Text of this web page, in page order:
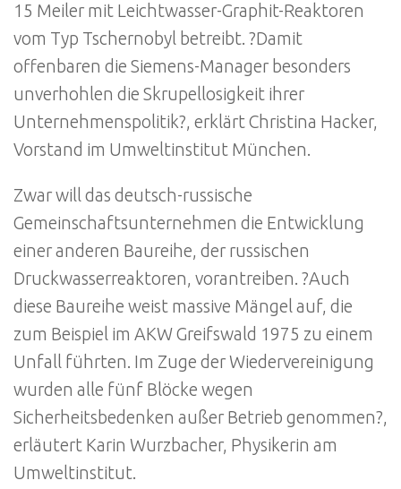
15 Meiler mit Leichtwasser-Graphit-Reaktoren
vom Typ Tschernobyl betreibt. ?Damit
offenbaren die Siemens-Manager besonders
unverhohlen die Skrupellosigkeit ihrer
Unternehmenspolitik?, erklärt Christina Hacker,
Vorstand im Umweltinstitut München.
Zwar will das deutsch-russische
Gemeinschaftsunternehmen die Entwicklung
einer anderen Baureihe, der russischen
Druckwasserreaktoren, vorantreiben. ?Auch
diese Baureihe weist massive Mängel auf, die
zum Beispiel im AKW Greifswald 1975 zu einem
Unfall führten. Im Zuge der Wiedervereinigung
wurden alle fünf Blöcke wegen
Sicherheitsbedenken außer Betrieb genommen?,
erläutert Karin Wurzbacher, Physikerin am
Umweltinstitut.